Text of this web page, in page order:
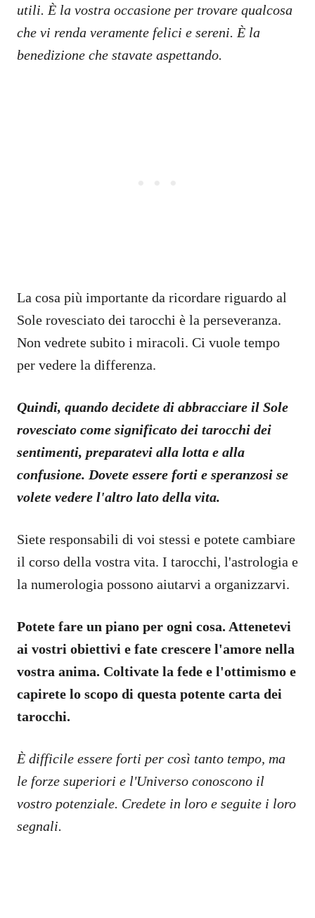
utili. È la vostra occasione per trovare qualcosa
che vi renda veramente felici e sereni. È la
benedizione che stavate aspettando.
La cosa più importante da ricordare riguardo al
Sole rovesciato dei tarocchi è la perseveranza.
Non vedrete subito i miracoli. Ci vuole tempo
per vedere la differenza.
Quindi, quando decidete di abbracciare il Sole
rovesciato come significato dei tarocchi dei
sentimenti, preparatevi alla lotta e alla
confusione. Dovete essere forti e speranzosi se
volete vedere l'altro lato della vita.
Siete responsabili di voi stessi e potete cambiare
il corso della vostra vita. I tarocchi, l'astrologia e
la numerologia possono aiutarvi a organizzarvi.
Potete fare un piano per ogni cosa. Attenetevi
ai vostri obiettivi e fate crescere l'amore nella
vostra anima. Coltivate la fede e l'ottimismo e
capirete lo scopo di questa potente carta dei
tarocchi.
È difficile essere forti per così tanto tempo, ma
le forze superiori e l'Universo conoscono il
vostro potenziale. Credete in loro e seguite i loro
segnali.